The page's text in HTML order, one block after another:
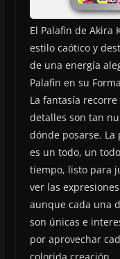
El Palafin de Akira
estilo caótico y
de una energía
Palafin en su
La fantasía
detalles son tan
dónde posarse.
es un todo, un
tiempo, listo para
ver las
aunque cada una
son únicas e
por aprovechar